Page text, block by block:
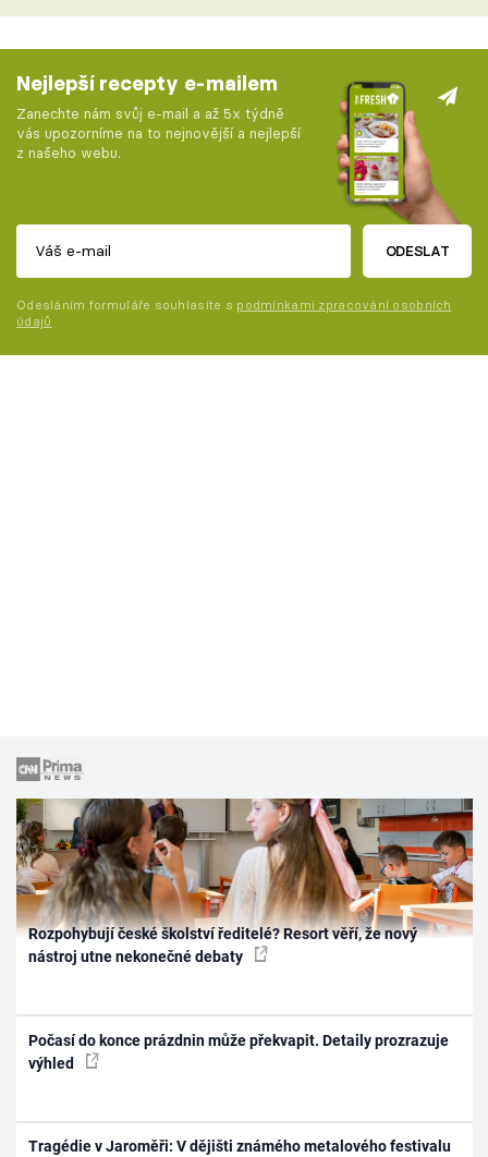
Nejlepší recepty e-mailem
Zanechte nám svůj e-mail a až 5x týdně
vás upozorníme na to nejnovější a nejlepší
z našeho webu.
ODESLAT
Odesláním formuláře souhlasíte s podmínkami zpracování osobních
údajů
Rozpohybují české školství ředitelé? Resort věří, že nový
nástroj utne nekonečné debaty
Počasí do konce prázdnin může překvapit. Detaily prozrazuje
výhled
Tragédie v Jaroměři: V dějišti známého metalového festivalu